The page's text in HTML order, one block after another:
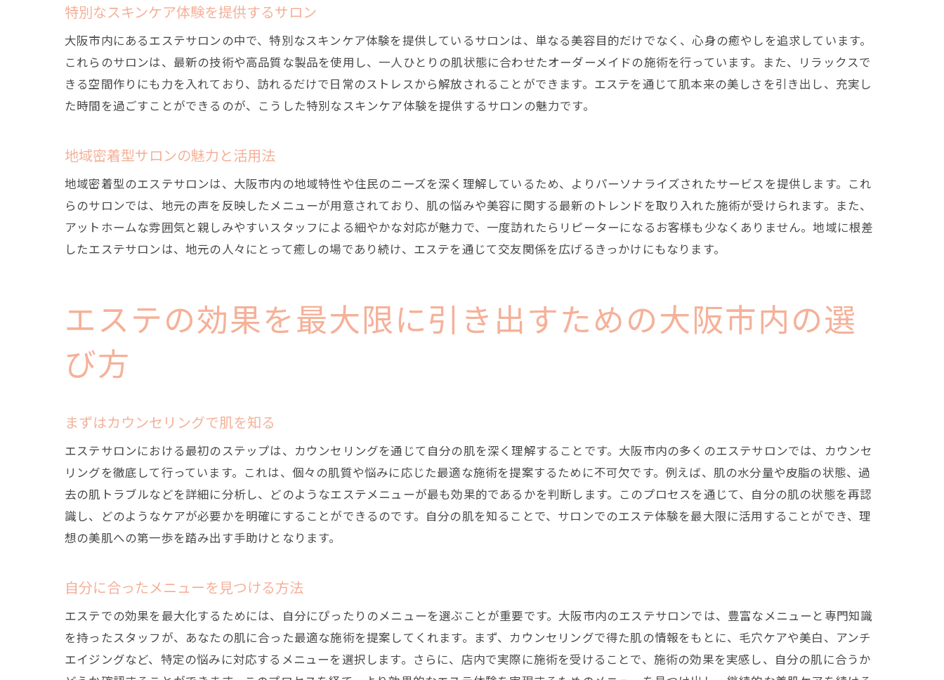
大阪市内のエステサロンが提供する至福のひととき
特別な癒しを提供するプライベートサロン
プロフェッショナルが施す極上ケア
エステサロンならではのリラクゼーション
贅沢な時間を過ごすためのサロン選び
エステで心と肌をリフレッシュ！大阪市のおすすめスポット
リピーター続出の人気エステサロン
心も肌もリフレッシュできる施術体験
トレンドを押さえた最新エステ情報
心と肌に優しいオーガニックエステ
特別な日のために選ぶエステメニュー
エステを通じて得られる自信と幸福感
未来の肌を育むためのエステ選択
エステ初心者が知っておくべき基礎知識
特別なスキンケア体験を提供するサロン
大阪市内にあるエステサロンの中で、特別なスキンケア体験を提供しているサロンは、単なる美容目的だけでなく、心身の癒やしを追求しています。
これらのサロンは、最新の技術や高品質な製品を使用し、一人ひとりの肌状態に合わせたオーダーメイドの施術を行っています。また、リラックスで
きる空間作りにも力を入れており、訪れるだけで日常のストレスから解放されることができます。エステを通じて肌本来の美しさを引き出し、充実し
た時間を過ごすことができるのが、こうした特別なスキンケア体験を提供するサロンの魅力です。
地域密着型サロンの魅力と活用法
地域密着型のエステサロンは、大阪市内の地域特性や住民のニーズを深く理解しているため、よりパーソナライズされたサービスを提供します。これ
らのサロンでは、地元の声を反映したメニューが用意されており、肌の悩みや美容に関する最新のトレンドを取り入れた施術が受けられます。また、
アットホームな雰囲気と親しみやすいスタッフによる細やかな対応が魅力で、一度訪れたらリピーターになるお客様も少なくありません。地域に根差
したエステサロンは、地元の人々にとって癒しの場であり続け、エステを通じて交友関係を広げるきっかけにもなります。
エステの効果を最大限に引き出すための大阪市内の選
び方
まずはカウンセリングで肌を知る
エステサロンにおける最初のステップは、カウンセリングを通じて自分の肌を深く理解することです。大阪市内の多くのエステサロンでは、カウンセ
リングを徹底して行っています。これは、個々の肌質や悩みに応じた最適な施術を提案するために不可欠です。例えば、肌の水分量や皮脂の状態、過
去の肌トラブルなどを詳細に分析し、どのようなエステメニューが最も効果的であるかを判断します。このプロセスを通じて、自分の肌の状態を再認
識し、どのようなケアが必要かを明確にすることができるのです。自分の肌を知ることで、サロンでのエステ体験を最大限に活用することができ、理
想の美肌への第一歩を踏み出す手助けとなります。
自分に合ったメニューを見つける方法
エステでの効果を最大化するためには、自分にぴったりのメニューを選ぶことが重要です。大阪市内のエステサロンでは、豊富なメニューと専門知識
を持ったスタッフが、あなたの肌に合った最適な施術を提案してくれます。まず、カウンセリングで得た肌の情報をもとに、毛穴ケアや美白、アンチ
エイジングなど、特定の悩みに対応するメニューを選択します。さらに、店内で実際に施術を受けることで、施術の効果を実感し、自分の肌に合うか